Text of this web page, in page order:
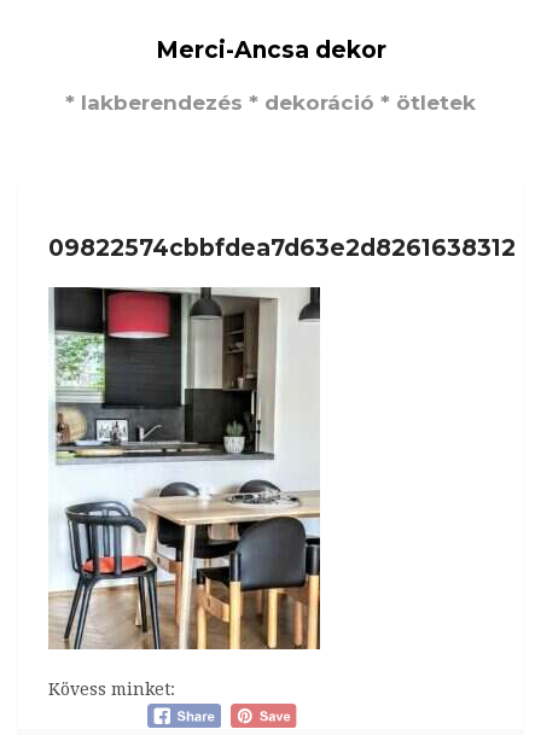
Merci-Ancsa dekor
* lakberendezés * dekoráció * ötletek
09822574cbbfdea7d63e2d8261638312
Kövess minket: